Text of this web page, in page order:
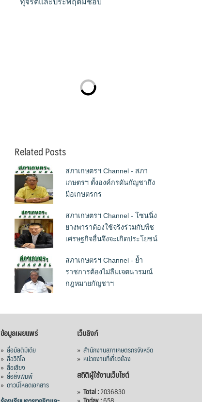
ทุจริตและประพฤติมิชอบ
Related Posts
สภาเกษตรฯ Channel - สภา
เกษตรฯ ตั้งองค์กรดันกัญชาถึง
มือเกษตรกร
สภาเกษตรฯ Channel - โซนนิ่ง
ยางพาราต้องใช้จริงร่วมกับพืช
เศรษฐกิจอื่นจึงจะเกิดประโยชน์
สภาเกษตรฯ Channel - ย้ำ
ราชการต้องไม่ลืมเจตนารมณ์
กฎหมายกัญชาฯ
ข้อมูลเผยแพร่
» สื่อมัลติมีเดีย
» สื่อวิดีโอ
» สื่อเสียง
» สื่อสิ่งพิมพ์
» ดาวน์โหลดเอกสาร
เว็บลิงก์
» สำนักงานสภาเกษตรกรจังหวัด
» หน่วยงานที่เกี่ยวข้อง
สถิติผู้ใช้งานเว็บไซต์
» Total :2036830